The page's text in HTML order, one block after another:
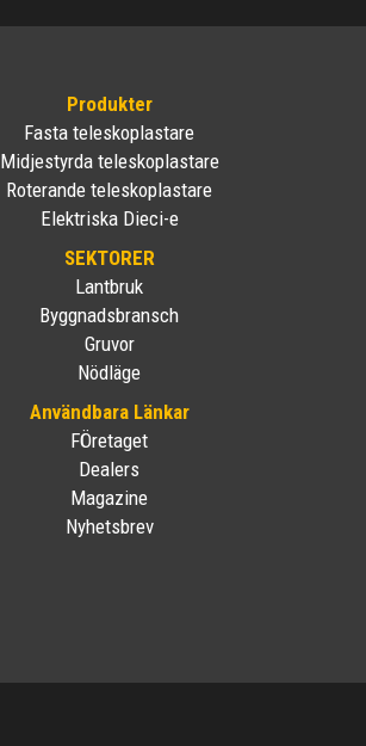
Produkter
Fasta teleskoplastare
Midjestyrda teleskoplastare
Roterande teleskoplastare
Elektriska Dieci-e
SEKTORER
Lantbruk
Byggnadsbransch
Gruvor
Nödläge
Användbara Länkar
FÖretaget
Dealers
Magazine
Nyhetsbrev